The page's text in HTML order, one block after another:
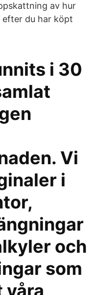
av hur
du har köpt
i 30
Vi
i
och
som
våra